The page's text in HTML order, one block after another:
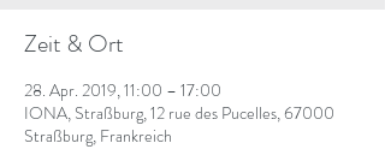
Zeit & Ort
28. Apr. 2019, 11:00 – 17:00
IONA, Straßburg, 12 rue des Pucelles, 67000
Straßburg, Frankreich